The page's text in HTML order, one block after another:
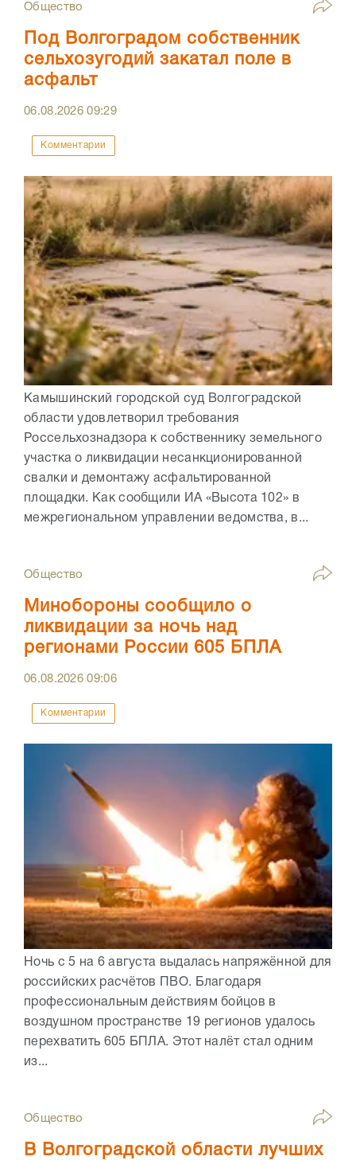
Общество
Под Волгоградом собственник
сельхозугодий закатал поле в
асфальт
06.08.202609:29
Комментарии
Камышинский городской суд Волгоградской
области удовлетворил требования
Россельхознадзора к собственнику земельного
участка о ликвидации несанкционированной
свалки и демонтажу асфальтированной
площадки. Как сообщили ИА «Высота 102» в
межрегиональном управлении ведомства, в...
Общество
Минобороны сообщило о
ликвидации за ночь над
регионами России 605 БПЛА
06.08.202609:06
Комментарии
Ночь с 5 на 6 августа выдалась напряжённой для
российских расчётов ПВО. Благодаря
профессиональным действиям бойцов в
воздушном пространстве 19 регионов удалось
перехватить 605 БПЛА. Этот налёт стал одним
из...
Общество
В Волгоградской области лучших